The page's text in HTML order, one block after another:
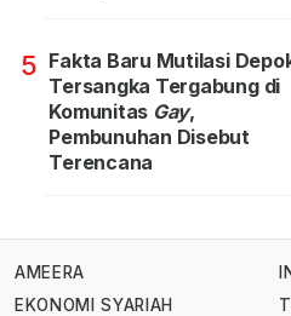
5 Fakta Baru Mutilasi
Tersangka Tergabung di
Komunitas Gay,
Pembunuhan Disebut
Terencana
AMEERA
EKONOMI SYARIAH